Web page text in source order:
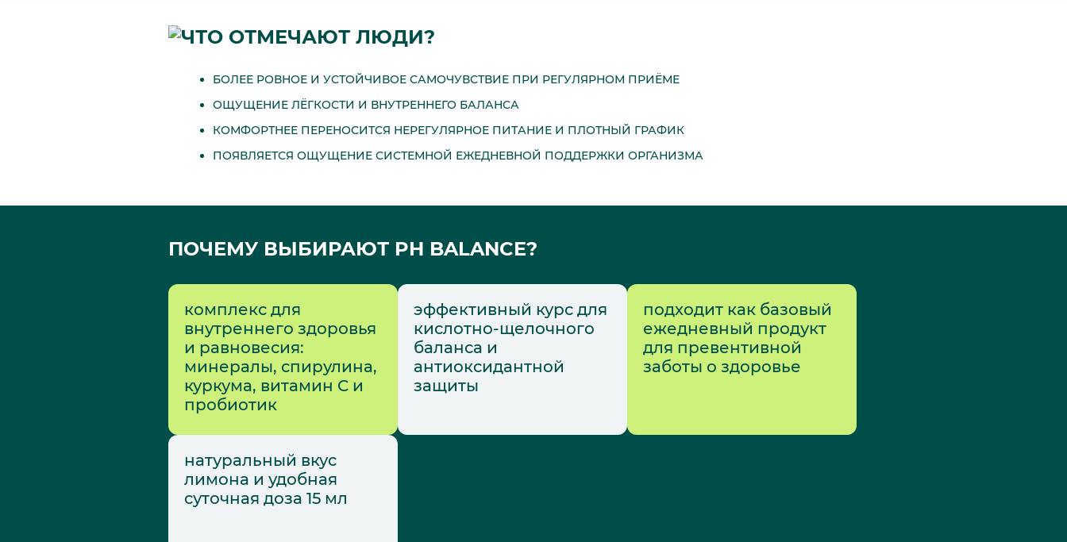
ЧТО ОТМЕЧАЮТ ЛЮДИ?
БОЛЕЕ РОВНОЕ И УСТОЙЧИВОЕ САМОЧУВСТВИЕ ПРИ РЕГУЛЯРНОМ ПРИЁМЕ
ОЩУЩЕНИЕ ЛЁГКОСТИ И ВНУТРЕННЕГО БАЛАНСА
КОМФОРТНЕЕ ПЕРЕНОСИТСЯ НЕРЕГУЛЯРНОЕ ПИТАНИЕ И ПЛОТНЫЙ ГРАФИК
ПОЯВЛЯЕТСЯ ОЩУЩЕНИЕ СИСТЕМНОЙ ЕЖЕДНЕВНОЙ ПОДДЕРЖКИ ОРГАНИЗМА
ПОЧЕМУ ВЫБИРАЮТ PH BALANCE?
комплекс для
внутреннего здоровья
и равновесия:
минералы, спирулина,
куркума, витамин C и
пробиотик
эффективный курс для
кислотно-щелочного
баланса и
антиоксидантной
защиты
подходит как базовый
ежедневный продукт
для превентивной
заботы о здоровье
натуральный вкус
лимона и удобная
суточная доза 15 мл